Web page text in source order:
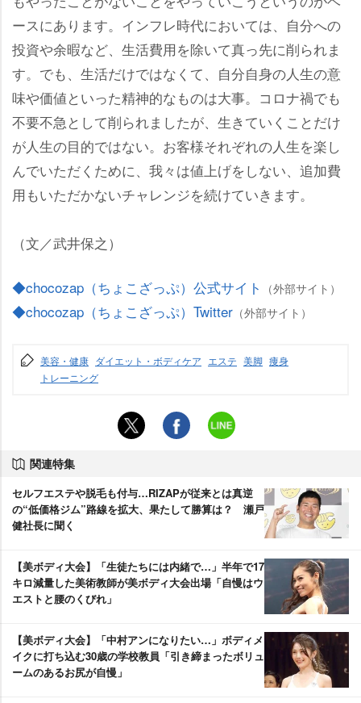
ースにあります。インフレ時代においては、自分への
投資や余暇など、生活費用を除いて真っ先に削られま
す。でも、生活だけではなくて、自分自身の人生の意
味や価値といった精神的なものは大事。コロナ禍でも
不要不急として削られましたが、生きていくことだけ
が人生の目的ではない。お客様それぞれの人生を楽し
んでいただくために、我々は値上げをしない、追加費
用もいただかないチャレンジを続けていきます。
（文／武井保之）
◆chocozap（ちょこざっぷ）公式サイト （外部サイト）
◆chocozap（ちょこざっぷ）Twitter （外部サイト）
美容・健康 ダイエット・ボディケア エステ 美脚 痩身
トレーニング
関連特集
セルフエステや脱毛も付与…RIZAPが従来とは真逆
の“低価格ジム”路線を拡大、果たして勝算は？ 瀬戸
健社長に聞く
【美ボディ大会】「生徒たちには内緒で…」半年で17
キロ減量した美術教師が美ボディ大会出場「自慢はウ
エストと腰のくびれ」
【美ボディ大会】「中村アンになりたい…」ボディメ
イクに打ち込む30歳の学校教員「引き締まったボリュ
ームのあるお尻が自慢」